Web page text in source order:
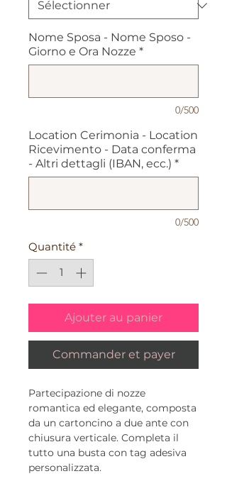
Nome Sposa - Nome Sposo -
Giorno e Ora Nozze *
0/500
Location Cerimonia - Location
Ricevimento - Data conferma
- Altri dettagli (IBAN, ecc.) *
0/500
Quantité *
Ajouter au panier
Commander et payer
Partecipazione di nozze
romantica ed elegante, composta
da un cartoncino a due ante con
chiusura verticale. Completa il
tutto una busta con tag adesiva
personalizzata.